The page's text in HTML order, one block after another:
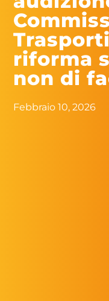
riforma
non di
Febbraio 10, 2026